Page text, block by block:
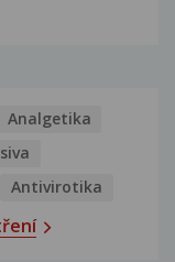
Analgetika
Antivirotika